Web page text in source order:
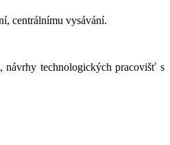
centrálnímu vysávání.
návrhy technologických pracovišť s